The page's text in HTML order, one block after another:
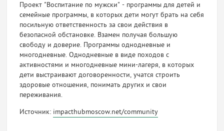
Проект "Воспитание по мужски" - программы для детей и
семейные программы, в которых дети могут брать на себя
посильную ответственность за свои действия в
безопасной обстановке. Взамен получая большую
свободу и доверие. Программы однодневные и
многодневные. Однодневные в виде походов с
активностями и многодневные мини-лагеря, в которых
дети выстраивают договоренности, учатся строить
здоровые отношения, понимать других и свои
переживания.
Источник: impacthubmoscow.net/community